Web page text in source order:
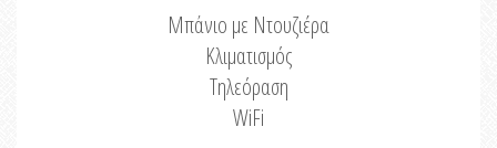
Μπάνιο με Ντουζιέρα
Κλιματισμός
Τηλεόραση
WiFi